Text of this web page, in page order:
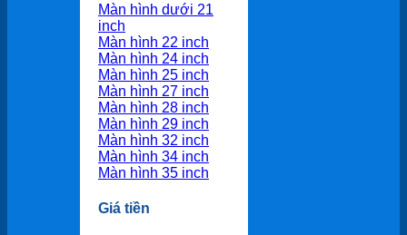
Màn hình dưới 21
inch
Màn hình 22 inch
Màn hình 24 inch
Màn hình 25 inch
Màn hình 27 inch
Màn hình 28 inch
Màn hình 29 inch
Màn hình 32 inch
Màn hình 34 inch
Màn hình 35 inch
Giá tiền